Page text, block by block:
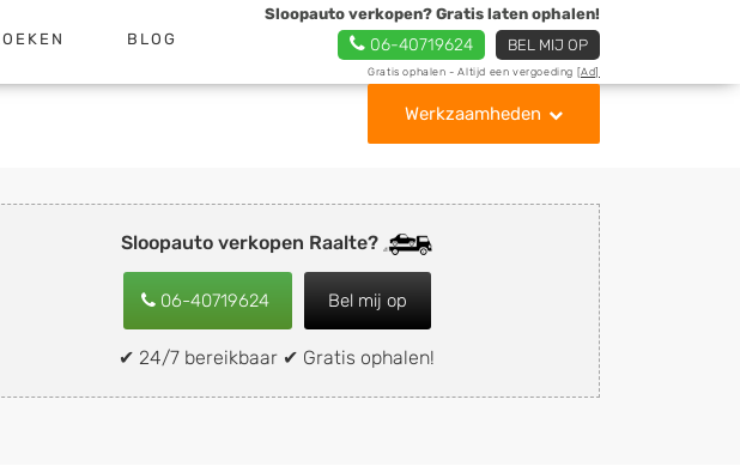
BLOG
Sloopauto verkopen? Gratis laten ophalen!
06-40719624 BEL MIJ OP
Gratis ophalen - Altijd een vergoeding [Ad]
Werkzaamheden
Sloopauto verkopen Raalte?
06-40719624 Bel mij op
✔ 24/7 bereikbaar ✔ Gratis ophalen!